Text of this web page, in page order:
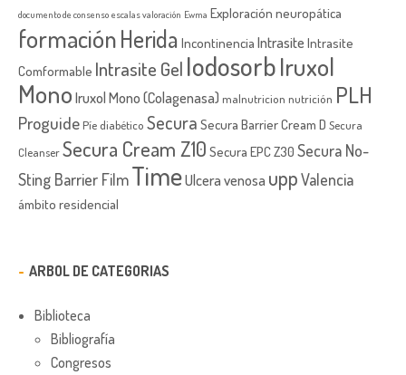
documento de consenso escalas valoración Ewma Exploración neuropática
formaciónHerida Incontinencia Intrasite Intrasite
Comformable Intrasite Gel IodosorbIruxol
MonoIruxol Mono (Colagenasa) malnutricion nutrición PLH
Proguide Píe diabético Secura Secura Barrier Cream D Secura
CleanserSecura Cream Z10 Secura EPC Z30 Secura No-
Sting Barrier FilmTimeUlcera venosa uppValencia
ámbito residencial
ARBOL DE CATEGORIAS
Biblioteca
Bibliografía
Congresos